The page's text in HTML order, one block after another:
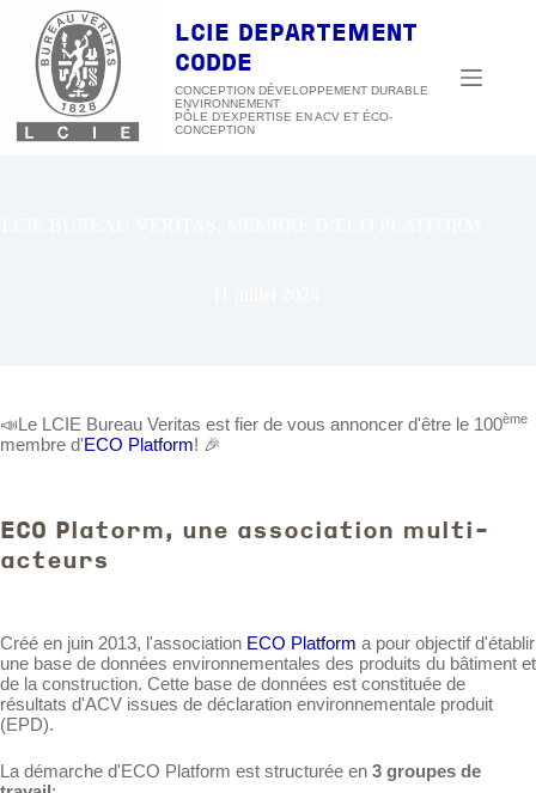
contenu
LCIE DEPARTEMENT
CODDE
CONCEPTION DÉVELOPPEMENT DURABLE
ENVIRONNEMENT
📣Le LCIE Bureau Veritas est fier de vous annoncer d'être le 100ème
membre d'ECO Platform! 🎉
ECO Platorm, une association multi-
acteurs
Créé en juin 2013, l'association ECO Platform a pour objectif d'établir
une base de données environnementales des produits du bâtiment et
de la construction. Cette base de données est constituée de
résultats d'ACV issues de déclaration environnementale produit
(EPD).
La démarche d'ECO Platform est structurée en 3 groupes de